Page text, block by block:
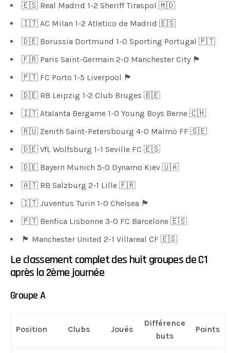
🇪🇸 Real Madrid 1-2 Sheriff Tiraspol 🇲🇩
🇮🇹 AC Milan 1-2 Atletico de Madrid 🇪🇸
🇩🇪 Borussia Dortmund 1-0 Sporting Portugal 🇵🇹
🇫🇷 Paris Saint-Germain 2-0 Manchester City 🏴󠁧󠁢󠁥󠁮󠁧󠁿
🇵🇹 FC Porto 1-5 Liverpool 🏴󠁧󠁢󠁥󠁮󠁧󠁿
🇩🇪 RB Leipzig 1-2 Club Bruges 🇧🇪
🇮🇹 Atalanta Bergame 1-0 Young Boys Berne 🇨🇭
🇷🇺 Zenith Saint-Petersbourg 4-0 Malmö FF 🇸🇪
🇩🇪 VfL Wolfsburg 1-1 Seville FC 🇪🇸
🇩🇪 Bayern Munich 5-0 Dynamo Kiev 🇺🇦
🇦🇹 RB Salzburg 2-1 Lille 🇫🇷
🇮🇹 Juventus Turin 1-0 Chelsea 🏴󠁧󠁢󠁥󠁮󠁧󠁿
🇵🇹 Benfica Lisbonne 3-0 FC Barcelone 🇪🇸
🏴󠁧󠁢󠁥󠁮󠁧󠁿 Manchester United 2-1 Villareal CF 🇪🇸
Le classement complet des huit groupes de C1
après la 2ème journée
Groupe A
Position Clubs Joués
Différence
buts
Points